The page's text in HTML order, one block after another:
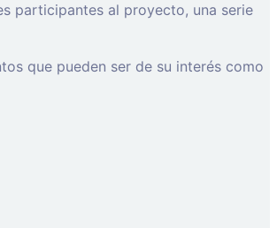
participantes al proyecto, una serie
que pueden ser de su interés como